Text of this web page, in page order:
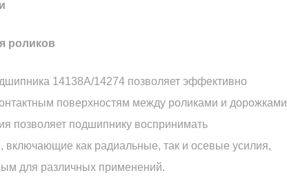
роликов
14138A/14274 позволяет эффективно
поверхностям между роликами и дорожками
позволяет подшипнику воспринимать
включающие как радиальные, так и осевые усилия,
для различных применений.